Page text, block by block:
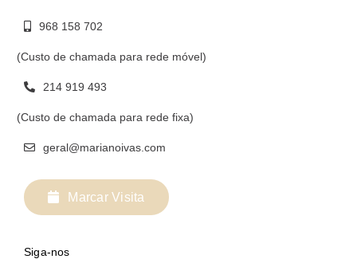
968 158 702
(Custo de chamada para rede móvel)
214 919 493
(Custo de chamada para rede fixa)
geral@marianoivas.com
Marcar Visita
Siga-nos